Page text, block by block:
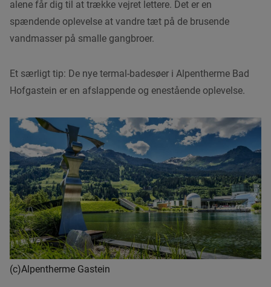
alene får dig til at trække vejret lettere. Det er en
spændende oplevelse at vandre tæt på de brusende
vandmasser på smalle gangbroer.
Et særligt tip: De nye termal-badesøer i Alpentherme Bad
Hofgastein er en afslappende og enestående oplevelse.
(c)Alpentherme Gastein